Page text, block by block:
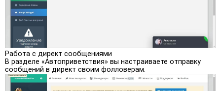
Работа с директ сообщениями
В разделе «Автоприветствия» вы настраиваете отправку
сообщений в директ своим фолловерам.